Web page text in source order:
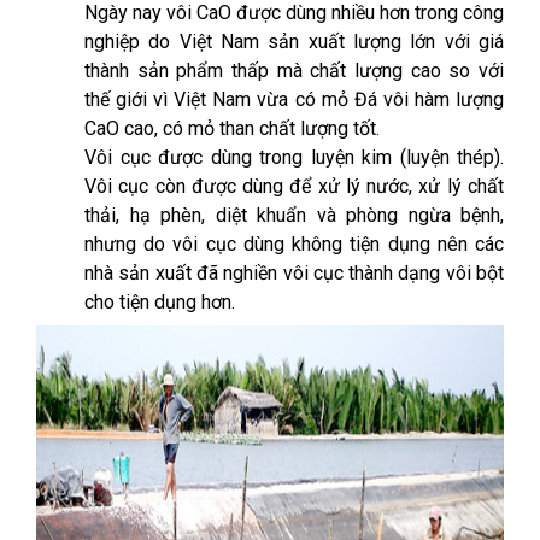
Ngày nay vôi CaO được dùng nhiều hơn trong công
nghiệp do Việt Nam sản xuất lượng lớn với giá
thành sản phẩm thấp mà chất lượng cao so với
thế giới vì Việt Nam vừa có mỏ Đá vôi hàm lượng
CaO cao, có mỏ than chất lượng tốt.
Vôi cục được dùng trong luyện kim (luyện thép).
Vôi cục còn được dùng để xử lý nước, xử lý chất
thải, hạ phèn, diệt khuẩn và phòng ngừa bệnh,
nhưng do vôi cục dùng không tiện dụng nên các
nhà sản xuất đã nghiền vôi cục thành dạng vôi bột
cho tiện dụng hơn.